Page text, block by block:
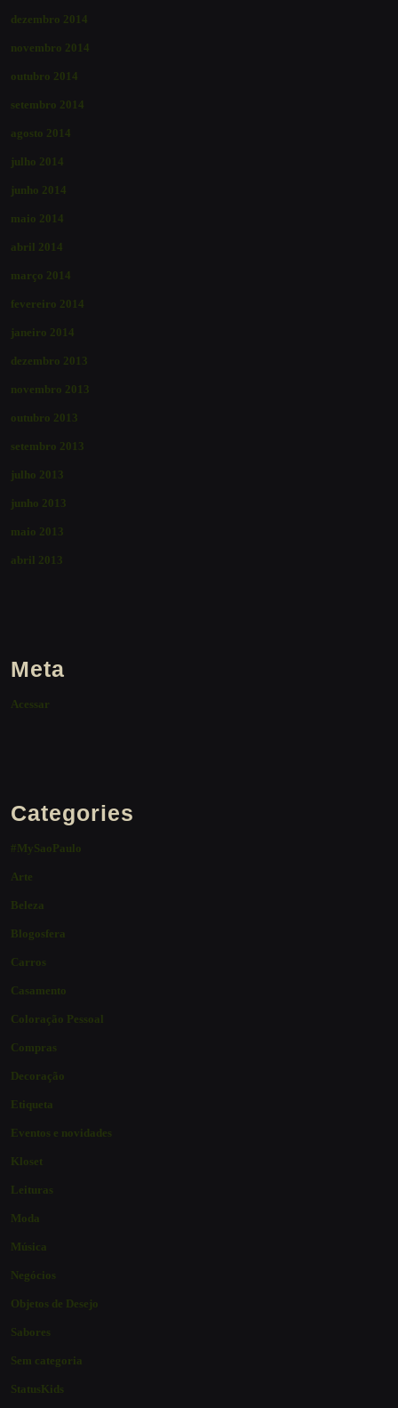
dezembro 2014
novembro 2014
outubro 2014
setembro 2014
agosto 2014
julho 2014
junho 2014
maio 2014
abril 2014
março 2014
fevereiro 2014
janeiro 2014
dezembro 2013
novembro 2013
outubro 2013
setembro 2013
julho 2013
junho 2013
maio 2013
abril 2013
Meta
Acessar
Categories
#MySaoPaulo
Arte
Beleza
Blogosfera
Carros
Casamento
Coloração Pessoal
Compras
Decoração
Etiqueta
Eventos e novidades
Kloset
Leituras
Moda
Música
Negócios
Objetos de Desejo
Sabores
Sem categoria
StatusKids